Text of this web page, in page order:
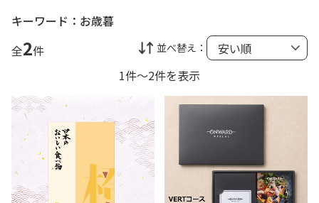
キーワード： お歳暮
全2件 並べ替え：
1件～2件を表示